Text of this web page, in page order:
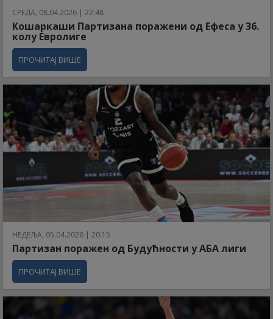
СРЕДА, 08.04.2026 | 22:48
Кошаркаши Партизана поражени од Ефеса у 36.
колу Евролиге
ПРОЧИТАЈ ВИШЕ
НЕДЕЉА, 05.04.2026 | 20:15
Партизан поражен од Будућности у АБА лиги
ПРОЧИТАЈ ВИШЕ